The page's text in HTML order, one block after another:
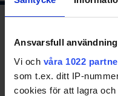
Ansvarsfull
Vi och våra 1022
som t.ex. ditt IP-
cookies för att lagra